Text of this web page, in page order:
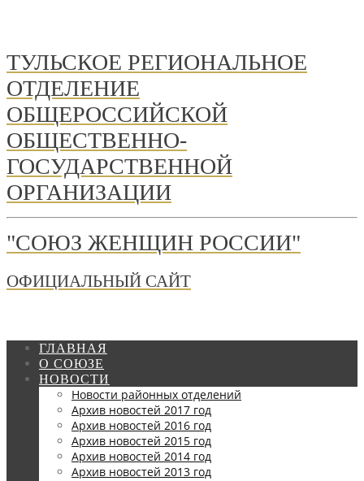
ТУЛЬСКОЕ РЕГИОНАЛЬНОЕ
ОТДЕЛЕНИЕ
ОБЩЕРОССИЙСКОЙ
ОБЩЕСТВЕННО-
ГОСУДАРСТВЕННОЙ
ОРГАНИЗАЦИИ
"СОЮЗ ЖЕНЩИН РОССИИ"
ОФИЦИАЛЬНЫЙ САЙТ
ГЛАВНАЯ
О СОЮЗЕ
НОВОСТИ
Новости районных отделений
Архив новостей 2017 год
Архив новостей 2016 год
Архив новостей 2015 год
Архив новостей 2014 год
Архив новостей 2013 год